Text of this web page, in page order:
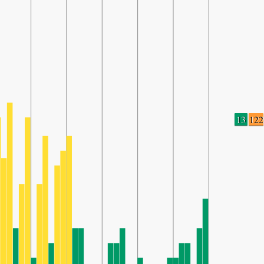
13 122